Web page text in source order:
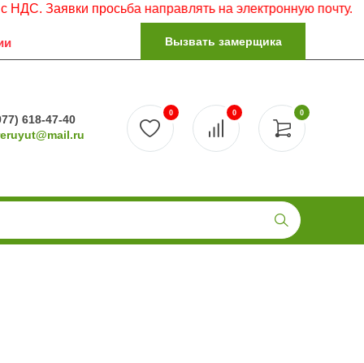
просьба направлять на электронную почту.
Вызвать замерщика
618-47-40
0
0 0